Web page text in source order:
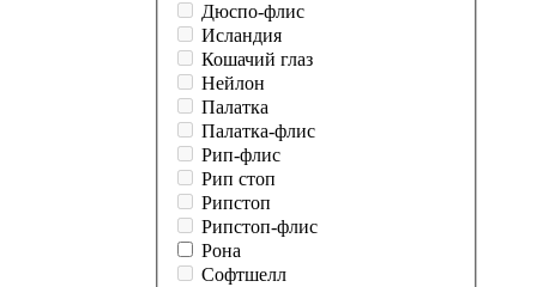
Дюспо-флис
Исландия
Кошачий глаз
Нейлон
Палатка
Палатка-флис
Рип-флис
Рип стоп
Рипстоп
Рипстоп-флис
Рона
Софтшелл